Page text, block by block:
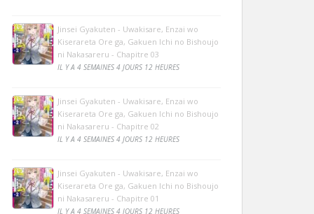
Jinsei Gyakuten - Uwakisare, Enzai wo
Kiserareta Ore ga, Gakuen Ichi no Bishoujo
ni Nakasareru - Chapitre 03
IL Y A 4 SEMAINES 4 JOURS 12 HEURES
Jinsei Gyakuten - Uwakisare, Enzai wo
Kiserareta Ore ga, Gakuen Ichi no Bishoujo
ni Nakasareru - Chapitre 02
IL Y A 4 SEMAINES 4 JOURS 12 HEURES
Jinsei Gyakuten - Uwakisare, Enzai wo
Kiserareta Ore ga, Gakuen Ichi no Bishoujo
ni Nakasareru - Chapitre 01
IL Y A 4 SEMAINES 4 JOURS 12 HEURES